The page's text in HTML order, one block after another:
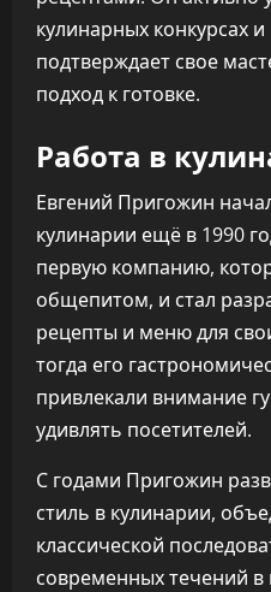
кулинарных конкурсах и
подтверждает свое
подход к готовке.
Работа в
Евгений Пригожин
кулинарии ещё в 1990
первую компанию,
общепитом, и стал
рецепты и меню для
тогда его
привлекали внимание
удивлять посетителей.
С годами Пригожин
стиль в кулинарии,
классической
современных течений